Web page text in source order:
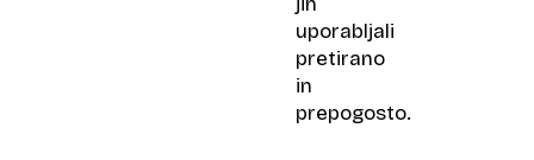
uporabljali
pretirano
in
prepogosto.